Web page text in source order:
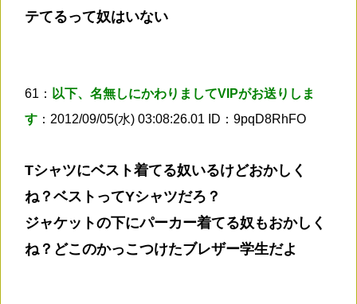
テてるって奴はいない
61： 以下、名無しにかわりましてVIPがお送りしま
す ：2012/09/05(水) 03:08:26.01 ID：9pqD8RhFO
Tシャツにベスト着てる奴いるけどおかしく
ね？ベストってYシャツだろ？
ジャケットの下にパーカー着てる奴もおかしく
ね？どこのかっこつけたブレザー学生だよ